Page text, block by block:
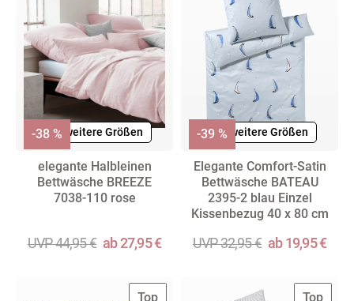
+ weitere Größen
elegante Halbleinen
Bettwäsche BREEZE
7038-110 rose
UVP 44,95 € ab 27,95 €
-38 % + weitere Größen
Elegante Comfort-Satin
Bettwäsche BATEAU
2395-2 blau Einzel
Kissenbezug 40 x 80 cm
UVP 32,95 € ab 19,95 €
-39 %
Top Top